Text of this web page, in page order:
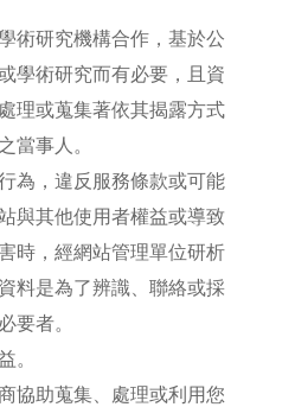
術研究機構合作，基於公
學術研究而有必要，且資
理或蒐集著依其揭露方式
當事人。
為，違反服務條款或可能
與其他使用者權益或導致
時，經網站管理單位研析
料是為了辨識、聯絡或採
要者。
。
協助蒐集、處理或利用您